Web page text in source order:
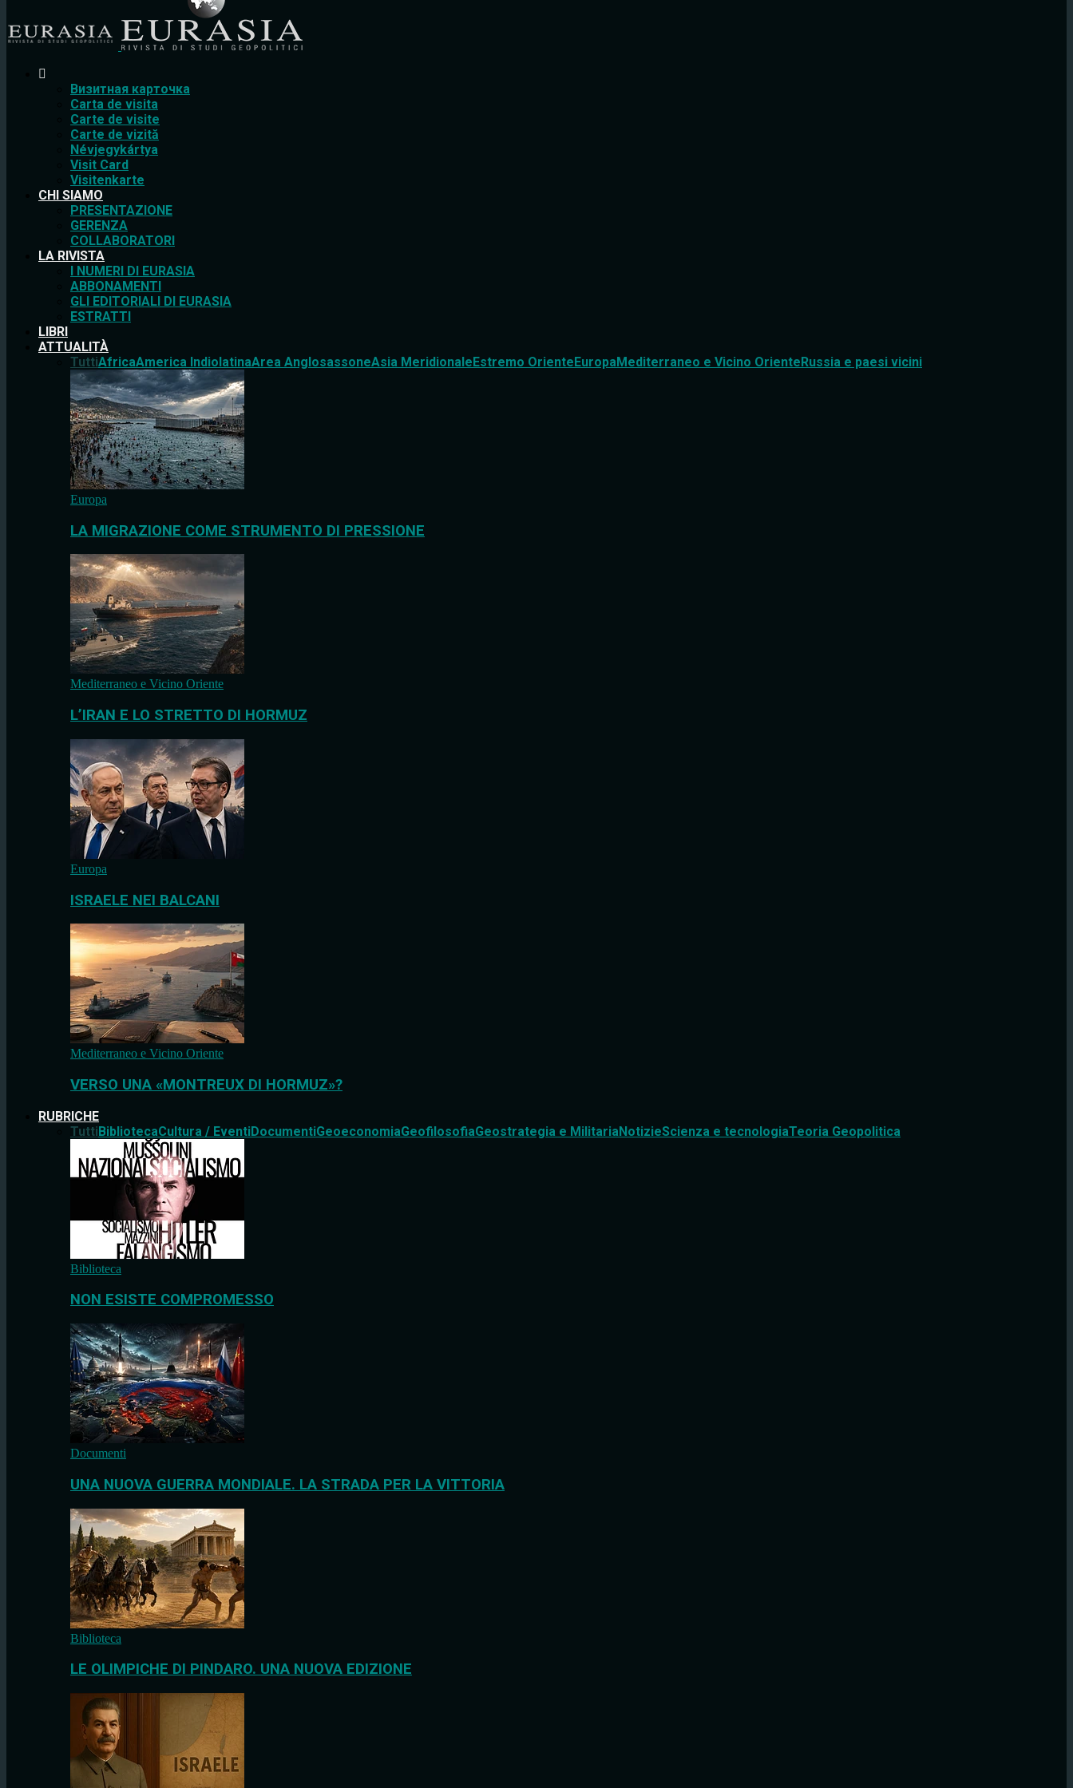
Bизитная карточка
Carta de visita
Carte de visite
Carte de vizită
Névjegykártya
Visit Card
Visitenkarte
CHI SIAMO
PRESENTAZIONE
GERENZA
COLLABORATORI
LA RIVISTA
I NUMERI DI EURASIA
ABBONAMENTI
GLI EDITORIALI DI EURASIA
ESTRATTI
LIBRI
ATTUALITÀ
TuttiAfricaAmerica IndiolatinaArea AnglosassoneAsia MeridionaleEstremo OrienteEuropaMediterraneo e Vicino OrienteRussia e paesi vicini
Europa
LA MIGRAZIONE COME STRUMENTO DI PRESSIONE
Mediterraneo e Vicino Oriente
L’IRAN E LO STRETTO DI HORMUZ
Europa
ISRAELE NEI BALCANI
Mediterraneo e Vicino Oriente
VERSO UNA «MONTREUX DI HORMUZ»?
RUBRICHE
TuttiBibliotecaCultura / EventiDocumentiGeoeconomiaGeofilosofiaGeostrategia e MilitariaNotizieScienza e tecnologiaTeoria Geopolitica
Biblioteca
NON ESISTE COMPROMESSO
Documenti
UNA NUOVA GUERRA MONDIALE. LA STRADA PER LA VITTORIA
Biblioteca
LE OLIMPICHE DI PINDARO. UNA NUOVA EDIZIONE